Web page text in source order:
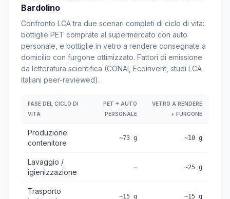
Bardolino
Confronto LCA tra due scenari completi di ciclo di vita:
bottiglie PET comprate al supermercato con auto
personale, e bottiglie in vetro a rendere consegnate a
domicilio con furgone ottimizzato. Fattori di emissione
da letteratura scientifica (CONAI, Ecoinvent, studi LCA
italiani peer-reviewed).
FASE DEL CICLO DI
VITA
PET + AUTO
PERSONALE
VETRO A RENDERE
+ FURGONE
Produzione
contenitore
~73 g ~10 g
Lavaggio /
igienizzazione
— ~25 g
Trasporto
~15 g ~15 g